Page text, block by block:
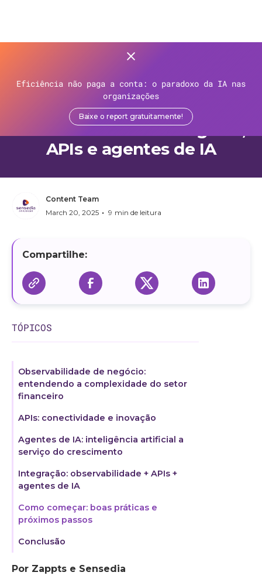
Eficiência não paga a conta: o paradoxo da IA nas
organizações
Baixe o report gratuitamente!
Estratégias de futuro para
bancos e fintechs:
observabilidade de negócio,
APIs e agentes de IA
Content Team
March 20, 2025 • 9 min de leitura
Por Zappts e Sensedia
Compartilhe:
TÓPICOS
Observabilidade de negócio:
entendendo a complexidade do setor
financeiro
APIs: conectividade e inovação
Agentes de IA: inteligência artificial a
serviço do crescimento
Integração: observabilidade + APIs +
agentes de IA
Como começar: boas práticas e
próximos passos
Conclusão